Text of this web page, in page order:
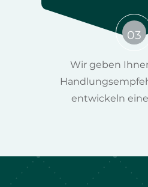
03
Wir geben
entwickeln